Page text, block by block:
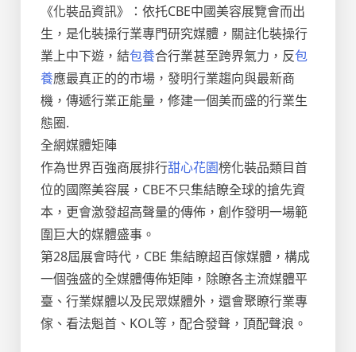
《化裝品資訊》：依托CBE中國美容展覽會而出
生，是化裝操行業專門研究媒體，關註化裝操行
業上中下遊，結包養合行業甚至跨界氣力，反包
養應最真正的的市場，發明行業趨向與最新商
機，傳遞行業正能量，修建一個美而盛的行業生
態圈.
全網媒體矩陣
作為世界百強商展排行甜心花園榜化裝品類目首
位的國際美容展，CBE不只集結瞭全球的搶先資
本，更會激發超高聲量的傳佈，創作發明一場範
圍巨大的媒體盛事。
第28屆展會時代，CBE 集結瞭超百傢媒體，構成
一個強盛的全媒體傳佈矩陣，除瞭各主流媒體平
臺、行業媒體以及民眾媒體外，還會聚瞭行業專
傢、看法魁首、KOL等，配合發聲，頂配聲浪。